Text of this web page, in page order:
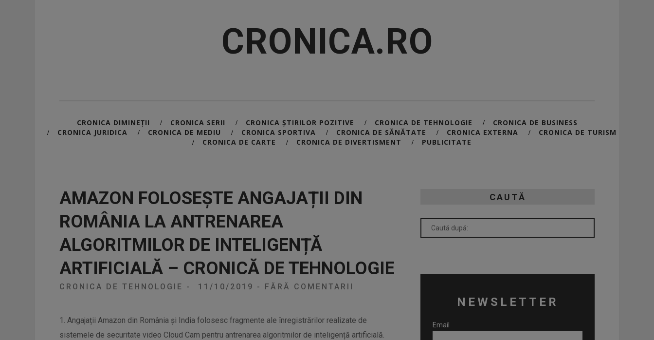
CRONICA.RO
CRONICA DIMINEȚII / CRONICA SERII / CRONICA ȘTIRILOR POZITIVE / CRONICA DE TEHNOLOGIE / CRONICA DE BUSINESS
/ CRONICA JURIDICA / CRONICA DE MEDIU / CRONICA SPORTIVA / CRONICA DE SĂNĂTATE / CRONICA EXTERNA / CRONICA DE TURISM
/ CRONICA DE CARTE / CRONICA DE DIVERTISMENT / PUBLICITATE
AMAZON FOLOSEȘTE ANGAJAȚII DIN
ROMÂNIA LA ANTRENAREA
ALGORITMILOR DE INTELIGENȚĂ
ARTIFICIALĂ – CRONICĂ DE TEHNOLOGIE
CRONICA DE TEHNOLOGIE - 11/10/2019 - FĂRĂ COMENTARII
1. Angajații Amazon din România și India folosesc fragmente ale înregistrărilor realizate de
sistemele de securitate video Cloud Cam pentru antrenarea algoritmilor de inteligență artificială.
CAUTĂ
NEWSLETTER
Email